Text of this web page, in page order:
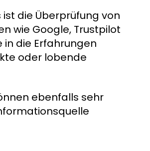
die Überprüfung von
wie Google, Trustpilot
in die Erfahrungen
oder lobende
ebenfalls sehr